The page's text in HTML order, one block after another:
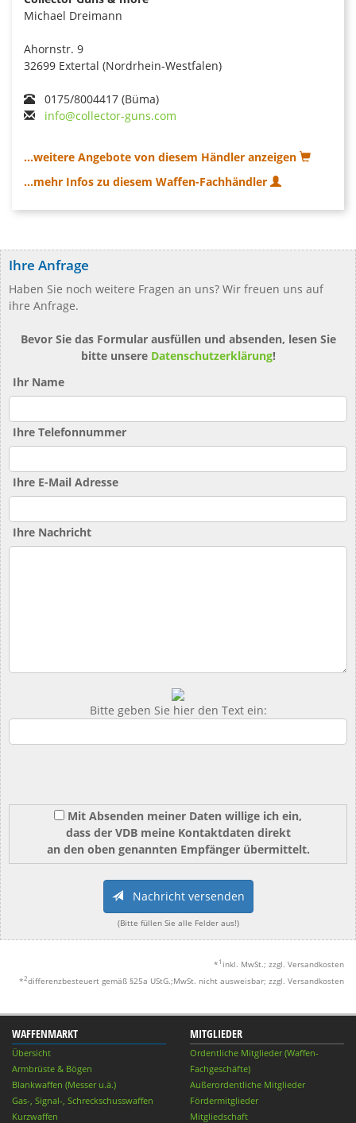
Michael Dreimann
Ahornstr. 9
32699 Extertal (Nordrhein-Westfalen)
0175/8004417 (Büma)
info@collector-guns.com
...weitere Angebote von diesem Händler anzeigen
...mehr Infos zu diesem Waffen-Fachhändler
Ihre Anfrage
Haben Sie noch weitere Fragen an uns? Wir freuen uns auf
ihre Anfrage.
Bevor Sie das Formular ausfüllen und absenden, lesen Sie
bitte unsere Datenschutzerklärung!
Ihr Name
Ihre Telefonnummer
Ihre E-Mail Adresse
Ihre Nachricht
Bitte geben Sie hier den Text ein:
Mit Absenden meiner Daten willige ich ein,
dass der VDB meine Kontaktdaten direkt
an den oben genannten Empfänger übermittelt.
Nachricht versenden
(Bitte füllen Sie alle Felder aus!)
* 1 inkl. MwSt.; zzgl. Versandkosten
*2differenzbesteuert gemäß §25a UStG.;MwSt. nicht ausweisbar; zzgl. Versandkosten
WAFFENMARKT
Übersicht
Armbrüste & Bögen
Blankwaffen (Messer u.ä.)
Gas-, Signal-, Schreckschusswaffen
Kurzwaffen
MITGLIEDER
Ordentliche Mitglieder (Waffen-
Fachgeschäfte)
Außerordentliche Mitglieder
Fördermitglieder
Mitgliedschaft